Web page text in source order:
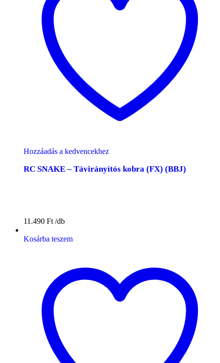
Hozzáadás a kedvencekhez
RC SNAKE – Távirányítós kobra (FX) (BBJ)
11.490 Ft
Kosárba teszem